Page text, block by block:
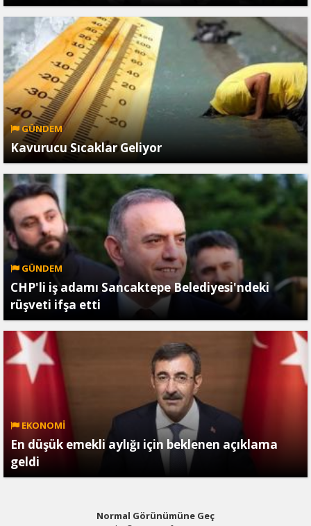
GÜNDEM
Kavurucu Sıcaklar Geliyor
GÜNDEM
CHP'li iş adamı Sancaktepe Belediyesi'ndeki
rüşveti ifşa etti
EKONOMİ
En düşük emekli aylığı için beklenen açıklama
geldi
Normal Görünümüne Geç